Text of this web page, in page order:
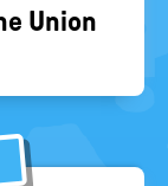
Union